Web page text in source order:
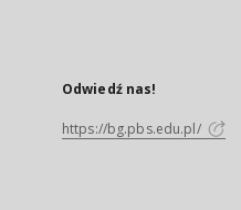
Odwiedź nas!
https://bg.pbs.edu.pl/